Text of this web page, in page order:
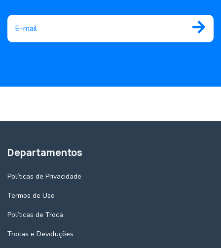
Departamentos
Políticas de Privacidade
Termos de Uso
Políticas de Troca
Trocas e Devoluções